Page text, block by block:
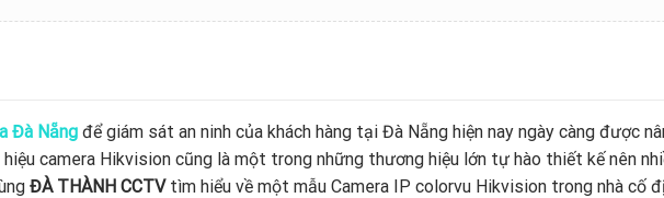
Đà Nẵng để giám sát an ninh của khách hàng tại Đà Nẵng hiện nay ngày càng được
camera Hikvision cũng là một trong những thương hiệu lớn tự hào thiết kế nên
ĐÀ THÀNH CCTVtìm hiểu về một mẫu Camera IP colorvu Hikvision trong nhà cố